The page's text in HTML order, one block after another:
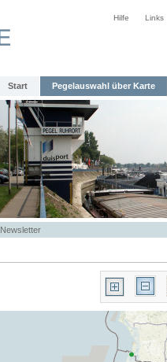
Hilfe Links
Start Pegelauswahl über Karte
Newsletter